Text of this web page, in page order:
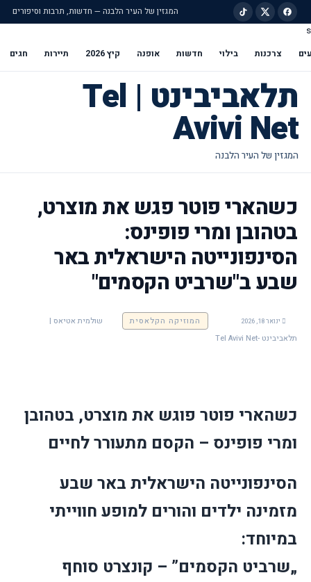
המגזין של העיר הלבנה — חדשות, תרבות וסיפורים
s
צרכנות בילוי חדשות אופנה קיץ 2026 תיירות חגים
תלאביבינט | Tel
Avivi Net
כשהארי פוטר פגש את מוצרט,
בטהובן ומרי פופינס:
הסינפונייטה הישראלית באר
שבע ב"שרביט הקסמים"
ינואר 18, 2026 המוזיקה הקלאסית
שולמית אטיאס |
תלאביבינט -Tel Avivi Net
כשהארי פוטר פוגש את מוצרט, בטהובן
ומרי פופינס – הקסם מתעורר לחיים
הסינפונייטה הישראלית באר שבע
מזמינה ילדים והורים למופע חווייתי
במיוחד:
„שרביט הקסמים” – קונצרט סוחף